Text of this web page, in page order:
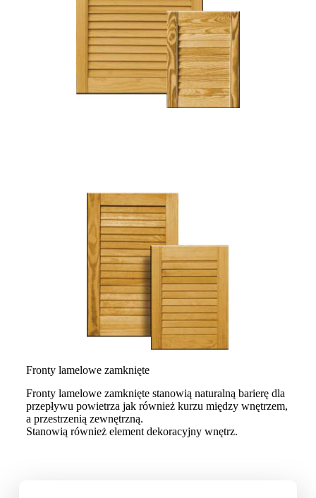
Fronty lamelowe zamknięte
Fronty lamelowe zamknięte stanowią naturalną barierę dla
przepływu powietrza jak również kurzu między wnętrzem,
a przestrzenią zewnętrzną.
Stanowią również element dekoracyjny wnętrz.